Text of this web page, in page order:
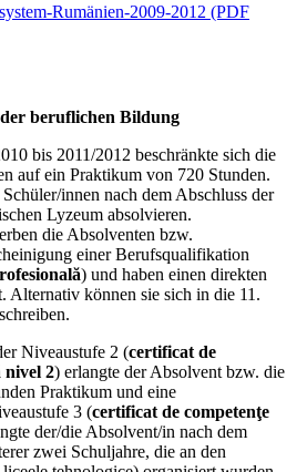
Rumänien-2009-2012 (PDF
beruflichen Bildung
bis 2011/2012 beschränkte sich die
auf ein Praktikum von 720 Stunden.
innen nach dem Abschluss der
Lyzeum absolvieren.
die Absolventen bzw.
einer Berufsqualifikation
) und haben einen direkten
Alternativ können sie sich in die 11.
Niveaustufe 2 (certificat de
nivel 2) erlangte der Absolvent bzw. die
Praktikum und eine
3 (certificat de competenţe
der/die Absolvent/in nach dem
zwei Schuljahre, die an den